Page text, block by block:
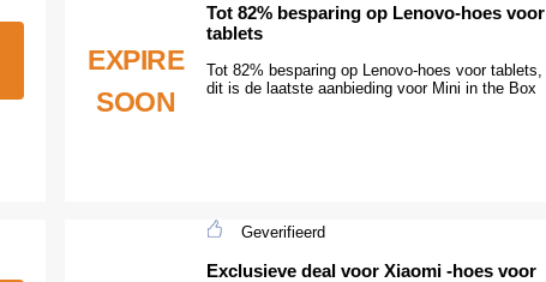
EXPIRE
SOON
Tot 82% besparing op Lenovo-hoes voor
tablets
Tot 82% besparing op Lenovo-hoes voor tablets,
dit is de laatste aanbieding voor Mini in the Box
Geverifieerd
Exclusieve deal voor Xiaomi -hoes voor